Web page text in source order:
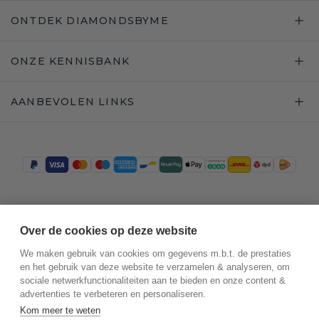
ONTDEK DIAMONDSBYME
ONZE KENNISBANK
AANBEVOLEN LINKS
Over de cookies op deze website
We maken gebruik van cookies om gegevens m.b.t. de prestaties
en het gebruik van deze website te verzamelen & analyseren, om
sociale netwerkfunctionaliteiten aan te bieden en onze content &
advertenties te verbeteren en personaliseren.
Kom meer te weten